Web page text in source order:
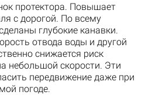
протектора. Повышает
с дорогой. По всему
глубокие канавки.
отвода воды и другой
снижается риск
небольшой скорости. Эти
передвижение даже при
погоде.